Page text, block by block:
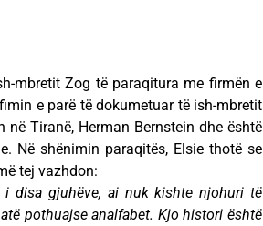
mbretit Zog të paraqitura me firmën e
e parë të dokumetuar të ish-mbretit
Tiranë, Herman Bernstein dhe është
Në shënimin paraqitës, Elsie thotë se
tej vazhdon:
disa gjuhëve, ai nuk kishte njohuri të
pothuajse analfabet. Kjo histori është